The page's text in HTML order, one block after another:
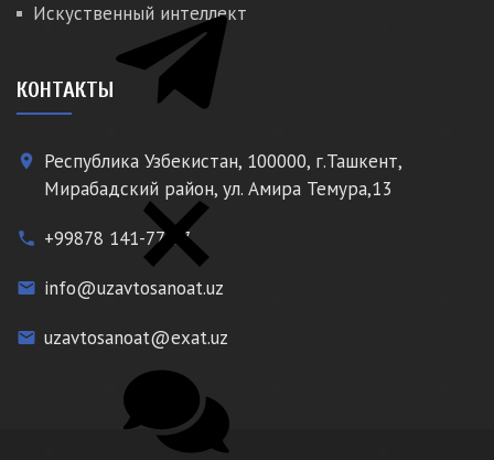
Искуственный интеллект
КОНТАКТЫ
place
Республика Узбекистан, 100000, г.Ташкент,
Мирабадский район, ул. Амира Темура,13
phone +99878 141-77-77
email info@uzavtosanoat.uz
email uzavtosanoat@exat.uz